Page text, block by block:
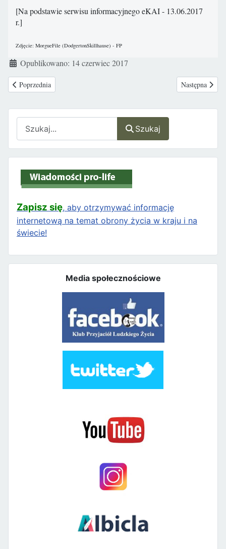
Szukaj
Zapisz się, aby otrzymywać informację
internetową na temat obrony życia w kraju i na
świecie!
Media społecznościowe
[Na podstawie serwisu informacyjnego eKAI - 13.06.2017
r.]
Zdjęcie: MorgueFile (DodgertonSkillhause) - FP
Szczegóły
Opublikowano: 14 czerwiec 2017
Poprzednia strona: Światowy Dzień Sprzeciwu wobec Pracy Dzieci
Poprzednia Następna
Następna